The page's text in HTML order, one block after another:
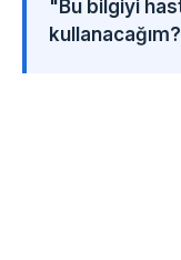
"Bu bilgiyi